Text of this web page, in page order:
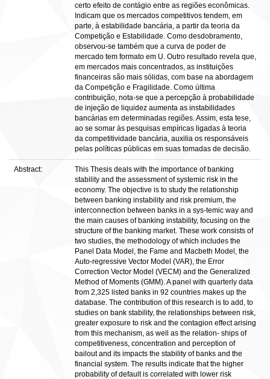
certo efeito de contágio entre as regiões econômicas.
Indicam que os mercados competitivos tendem, em
parte, à estabilidade bancária, a partir da teoria da
Competição e Estabilidade. Como desdobramento,
observou-se também que a curva de poder de
mercado tem formato em U. Outro resultado revela que,
em mercados mais concentrados, as instituições
financeiras são mais sólidas, com base na abordagem
da Competição e Fragilidade. Como última
contribuição, nota-se que a percepção à probabilidade
de injeção de liquidez aumenta as instabilidades
bancárias em determinadas regiões. Assim, esta tese,
ao se somar às pesquisas empíricas ligadas à teoria
da competitividade bancária, auxilia os responsáveis
pelas políticas públicas em suas tomadas de decisão.
Abstract:
This Thesis deals with the importance of banking
stability and the assessment of systemic risk in the
economy. The objective is to study the relationship
between banking instability and risk premium, the
interconnection between banks in a sys-temic way and
the main causes of banking instability, focusing on the
structure of the banking market. These work consists of
two studies, the methodology of which includes the
Panel Data Model, the Fame and Macbeth Model, the
Auto-regressive Vector Model (VAR), the Error
Correction Vector Model (VECM) and the Generalized
Method of Moments (GMM). A panel with quarterly data
from 2,325 listed banks in 92 countries makes up the
database. The contribution of this research is to add, to
studies on bank stability, the relationships between risk,
greater exposure to risk and the contagion effect arising
from this mechanism, as well as the relation- ships of
competitiveness, concentration and perception of
bailout and its impacts the stability of banks and the
financial system. The results indicate that the higher
probability of default is correlated with lower risk